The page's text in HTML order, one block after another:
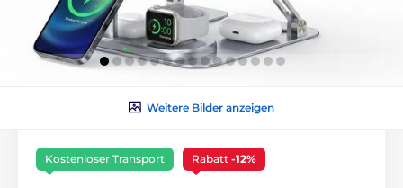
Weitere Bilder anzeigen
Kostenloser Transport Rabatt -12%